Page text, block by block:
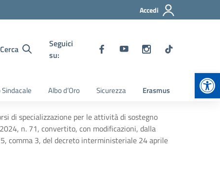
Accedi
Cerca
Seguici
su:
Albo d’Oro Sicurezza Erasmus
di specializzazione per le attività di sostegno
n. 71, convertito, con modificazioni, dalla
comma 3, del decreto interministeriale 24 aprile